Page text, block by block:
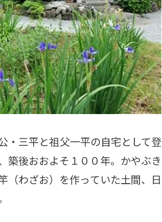
・三平と祖父一平の自宅として登
築後おおよそ１００年。かやぶき
（わざお）を作っていた土間、日